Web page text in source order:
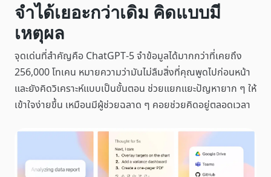
จำได้เยอะกว่าเดิม คิดแบบมี
เหตุผล
จุดเด่นที่สำคัญคือ ChatGPT-5 จำข้อมูลได้มากกว่าที่เคยถึง
256,000 โทเคน หมายความว่ามันไม่ลืมสิ่งที่คุณพูดไปก่อนหน้า
และยังคิดวิเคราะห์แบบเป็นขั้นตอน ช่วยแยกแยะปัญหายาก ๆ ให้
เข้าใจง่ายขึ้น เหมือนมีผู้ช่วยฉลาด ๆ คอยช่วยคิดอยู่ตลอดเวลา